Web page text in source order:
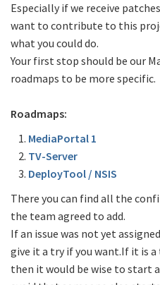
Especially if we receive
want to contribute to this
what you could do.
Your first stop should be our
roadmaps to be more specific.
Roadmaps:
MediaPortal 1
TV-Server
DeployTool / NSIS
There you can find all the
the team agreed to add.
If an issue was not yet
give it a try if you want.If it is
then it would be wise to start